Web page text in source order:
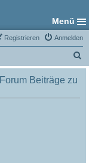
Menü
Anmelden
Registrieren
u
Beiträge zu